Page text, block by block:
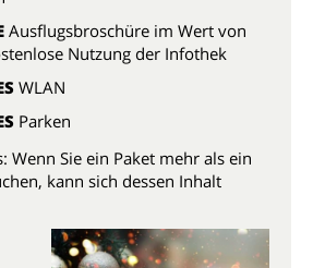
Ausflugsbroschüre im Wert von
Nutzung der Infothek
WLAN
Parken
Wenn Sie ein Paket mehr als ein
kann sich dessen Inhalt